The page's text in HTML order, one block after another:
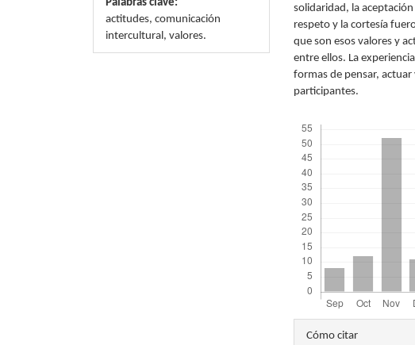
Palabras clave:
actitudes, comunicación
intercultural, valores.
solidaridad, la
respeto y la cortesía
que son esos valores y
entre ellos. La
formas de pensar,
participantes.
Detalles
Cómo citar